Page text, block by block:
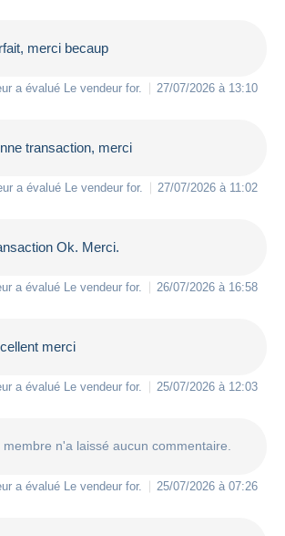
merci becaup
a évalué Le vendeur for. 27/07/2026 à 13:10
transaction, merci
a évalué Le vendeur for. 27/07/2026 à 11:02
Ok. Merci.
a évalué Le vendeur for. 26/07/2026 à 16:58
merci
a évalué Le vendeur for. 25/07/2026 à 12:03
membre n'a laissé aucun commentaire.
a évalué Le vendeur for. 25/07/2026 à 07:26